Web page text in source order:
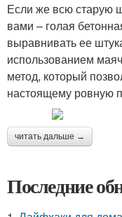
Если же всю старую
вами – голая
выравнивать ее
использованием
метод, который
настоящему ровную
читать дальше →
Последние